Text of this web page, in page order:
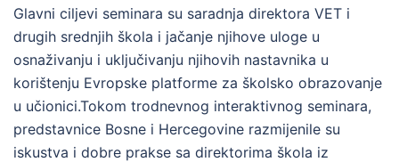
Glavni ciljevi seminara su saradnja direktora VET i
drugih srednjih škola i jačanje njihove uloge u
osnaživanju i uključivanju njihovih nastavnika u
korištenju Evropske platforme za školsko obrazovanje
u učionici.Tokom trodnevnog interaktivnog seminara,
predstavnice Bosne i Hercegovine razmijenile su
iskustva i dobre prakse sa direktorima škola iz